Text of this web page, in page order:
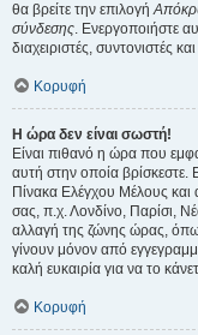
θα βρείτε την επιλογή
σύνδεσης. Ενεργοποιήστε
διαχειριστές, συντονιστές
Κορυφή
Η ώρα δεν είναι σωστή!
Είναι πιθανό η ώρα που
αυτή στην οποία βρίσκεστε.
Πίνακα Ελέγχου Μέλους και
σας, π.χ. Λονδίνο, Παρίσι,
αλλαγή της ζώνης ώρας,
γίνουν μόνον από
καλή ευκαιρία για να το
Κορυφή